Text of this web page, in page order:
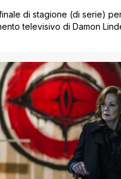
di stagione (di serie)
televisivo di Damon
Watchmen è davvero la
in giro? E se non può